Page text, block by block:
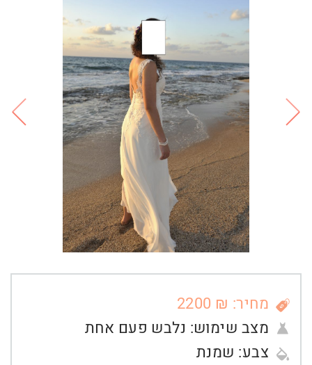
מחיר: ₪ 2200
מצב שימוש: נלבש פעם אחת
צבע: שמנת